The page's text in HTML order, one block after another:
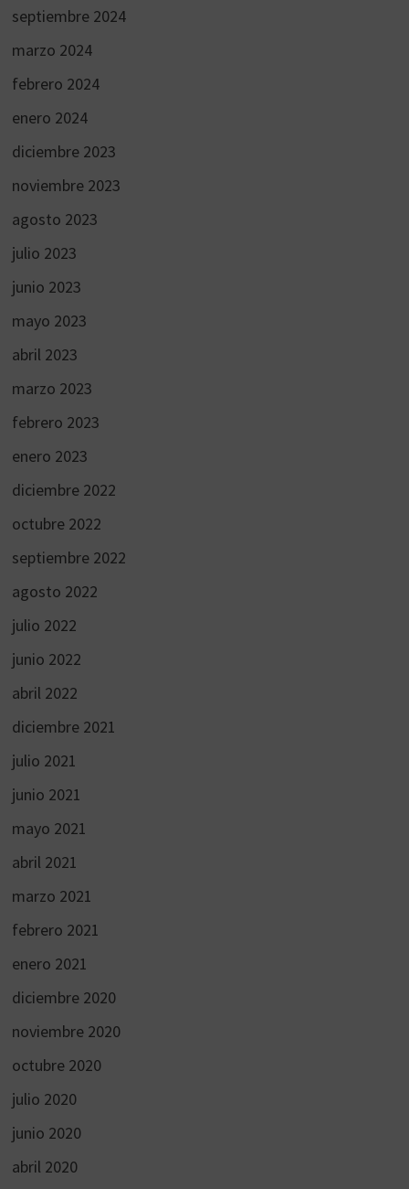
septiembre 2024
marzo 2024
febrero 2024
enero 2024
diciembre 2023
noviembre 2023
agosto 2023
julio 2023
junio 2023
mayo 2023
abril 2023
marzo 2023
febrero 2023
enero 2023
diciembre 2022
octubre 2022
septiembre 2022
agosto 2022
julio 2022
junio 2022
abril 2022
diciembre 2021
julio 2021
junio 2021
mayo 2021
abril 2021
marzo 2021
febrero 2021
enero 2021
diciembre 2020
noviembre 2020
octubre 2020
julio 2020
junio 2020
abril 2020